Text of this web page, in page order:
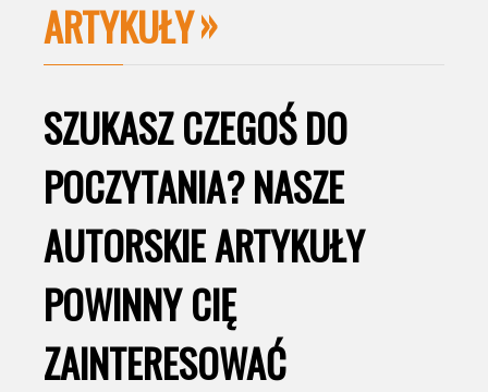
ARTYKUŁY
SZUKASZ CZEGOŚ DO
POCZYTANIA? NASZE
AUTORSKIE ARTYKUŁY
POWINNY CIĘ
ZAINTERESOWAĆ